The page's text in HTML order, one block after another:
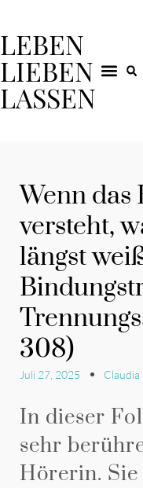
LEBEN
LIEBEN
LASSEN
Wenn das
versteht,
längst
308)
Juli 27, 2025
In dieser
sehr
Hörerin.